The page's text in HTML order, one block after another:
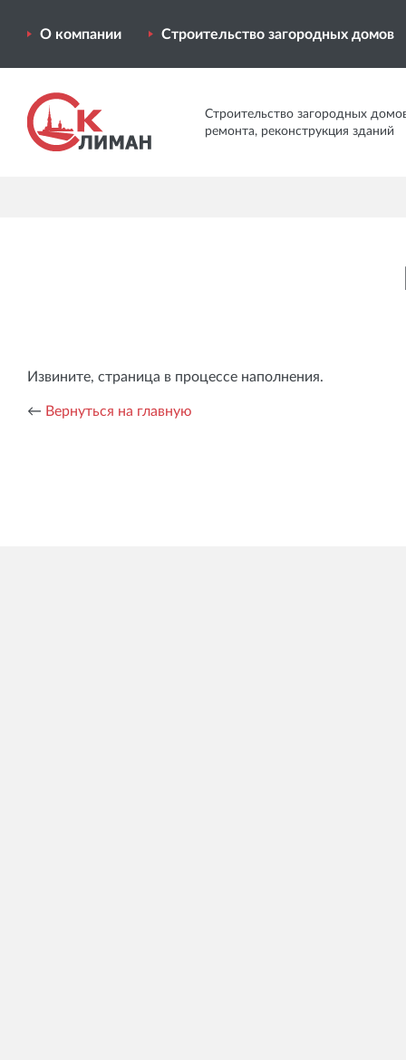
О компании Строительство загородных домов
Строительство загородных
ремонта, реконструкция зданий
Извините, страница в процессе наполнения.
← Вернуться на главную